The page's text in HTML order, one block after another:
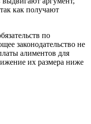
как получают
по
законодательство не
алиментов для
их размера ниже